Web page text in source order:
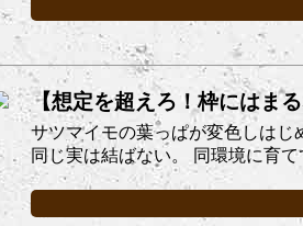
【想定を超えろ！枠にはま
サツマイモの葉っぱが変色しはじ
同じ実は結ばない。 同環境に育